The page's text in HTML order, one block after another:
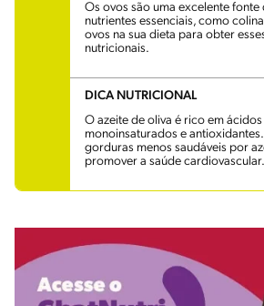
Os ovos são uma excelente fonte
nutrientes essenciais, como
ovos na sua dieta para obter
nutricionais.
DICA NUTRICIONAL
O azeite de oliva é rico em
monoinsaturados e
gorduras menos saudáveis por
promover a saúde cardiovascular.